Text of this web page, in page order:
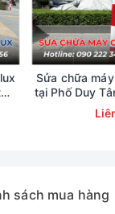
Sửa chữa
tại Phố Duy
sách mua hàng